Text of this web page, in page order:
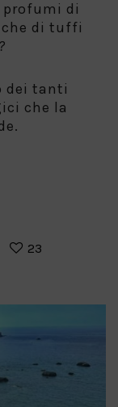
profumi di
di tuffi
dei tanti
che la
23